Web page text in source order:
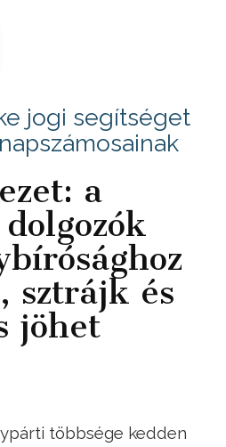
jogi segítséget
a
sztrájk és
jöhet
többsége kedden